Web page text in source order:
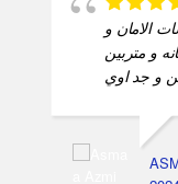
الامان و
و متربين
و جد اوي